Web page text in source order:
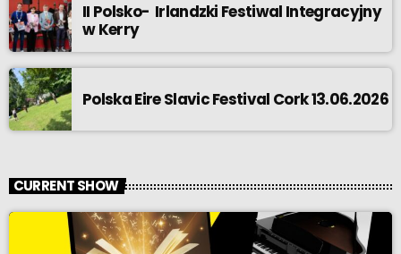
II Polsko- Irlandzki Festiwal Integracyjny
w Kerry
Polska Eire Slavic Festival Cork 13.06.2026
CURRENT SHOW